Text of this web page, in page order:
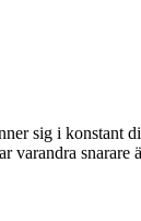
sig i konstant
snarare